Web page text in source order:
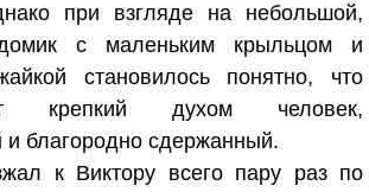
при взгляде на небольшой,
с маленьким крыльцом и
становилось понятно, что
крепкий духом человек,
благородно сдержанный.
к Виктору всего пару раз по